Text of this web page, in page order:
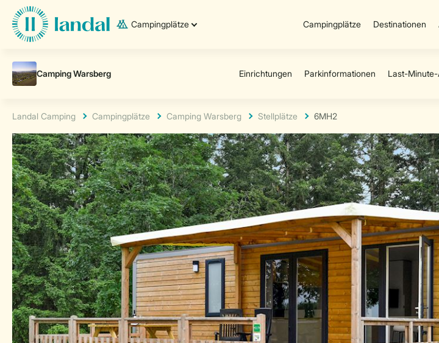
Campingplätze Campingplätze Destinationen
Landal Camping Campingplätze Camping Warsberg Stellplätze 6MH2